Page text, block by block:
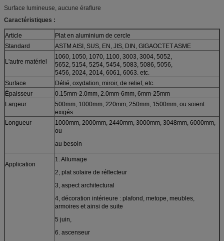
Surface lumineuse, aucune éraflure
Caractéristiques :
Article
Plat en aluminium de cercle
Standard
ASTM AISI, SUS, EN, JIS, DIN, GIGAOCTET ASME
L'autre matériel
1060, 1050, 1070, 1100, 3003, 3004, 5052,
5652, 5154, 5254, 5454, 5083, 5086, 5056,
5456, 2024, 2014, 6061, 6063. etc.
Surface
Délié, oxydation, miroir, de relief, etc.
Épaisseur
0.15mm-2.0mm, 2.0mm-6mm, 6mm-25mm
Largeur
500mm, 1000mm, 220mm, 250mm, 1500mm, ou soient
exigés
Longueur
1000mm, 2000mm, 2440mm, 3000mm, 3048mm, 6000mm,
ou
au besoin
Application
1. Allumage
2, plat solaire de réflecteur
3, aspect architectural
4, décoration intérieure : plafond, metope, meubles,
armoires et ainsi de suite
5 juin,
6. ascenseur